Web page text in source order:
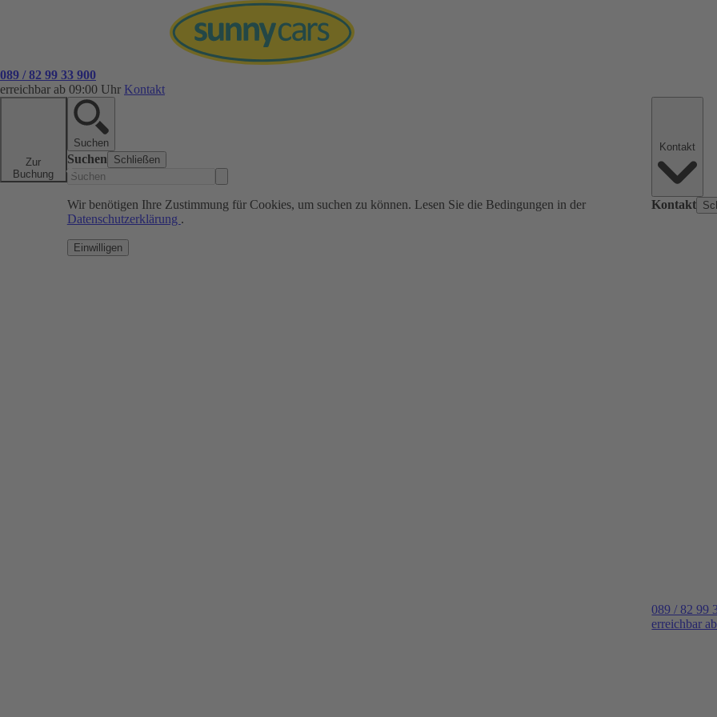
089 / 82 99 33 900
erreichbar ab 09:00 Uhr Kontakt
Zur
Buchung
Suchen
Suchen Schließen
Wir benötigen Ihre Zustimmung für Cookies, um suchen zu können. Lesen Sie die Bedingungen in der
Datenschutzerklärung .
Einwilligen
Kontakt
089 / 82 99
erreichbar